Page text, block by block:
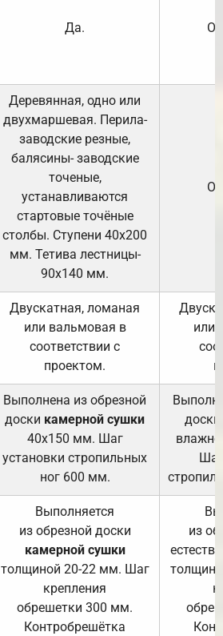
Да.
Деревянная, одно или
двухмаршевая. Перила-
заводские резные,
балясины- заводские
точеные,
устанавливаются
стартовые точёные
столбы. Ступени 40х200
мм. Тетива лестницы-
90х140 мм.
Двускатная, ломаная
или вальмовая в
соответствии с
проектом.
или
Выполнена из обрезной
доски камерной сушки
40х150 мм. Шаг
установки стропильных
ног 600 мм.
доски
Выполняется
из обрезной доски
камерной сушки
толщиной 20-22 мм. Шаг
крепления
обрешетки 300 мм.
Контробрешётка
из